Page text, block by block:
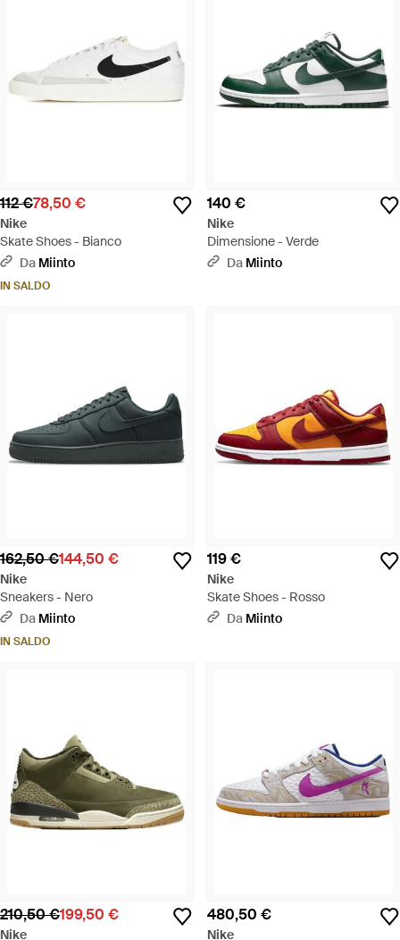
112 €78,50 €
Nike
Skate Shoes - Bianco
Da Miinto
IN SALDO
140 €
Nike
Dimensione - Verde
Da Miinto
162,50 €144,50 €
Nike
Sneakers - Nero
Da Miinto
IN SALDO
119 €
Nike
Skate Shoes - Rosso
Da Miinto
210,50 €199,50 €
Nike
480,50 €
Nike